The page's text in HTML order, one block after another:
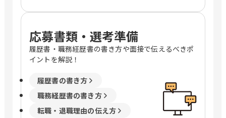
応募書類・選考準備
履歴書・職務経歴書の書き方や面接で伝えるべきポ
イントを解説！
履歴書の書き方
職務経歴書の書き方
転職・退職理由の伝え方